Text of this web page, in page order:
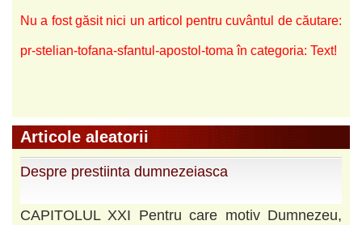
Nu a fost găsit nici un articol pentru cuvântul de căutare:
pr-stelian-tofana-sfantul-apostol-toma în categoria: Text!
Articole aleatorii
Despre prestiinta dumnezeiasca
CAPITOLUL XXI Pentru care motiv Dumnezeu,